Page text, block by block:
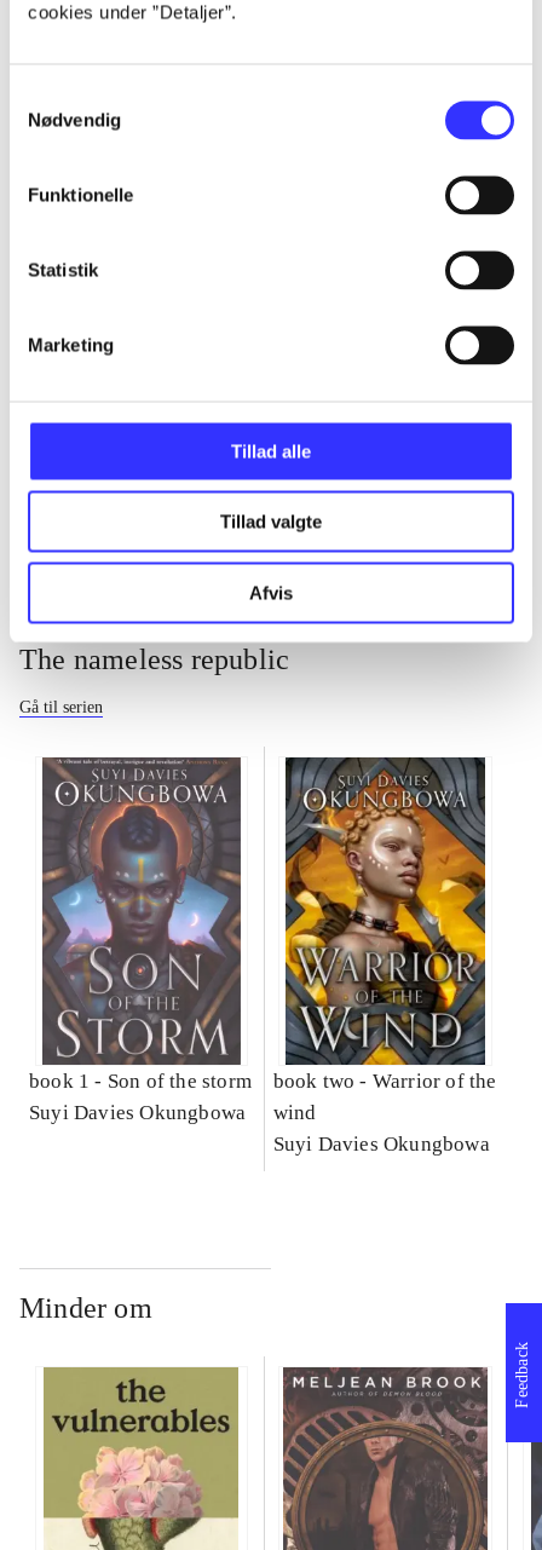
cookies under ”Detaljer”.
Nødvendig
Funktionelle
Statistik
Marketing
Tillad alle
Tillad valgte
Afvis
...
The nameless republic
Gå til serien
book 1 - Son of the storm
Suyi Davies Okungbowa
book two - Warrior of the
wind
Suyi Davies Okungbowa
Minder om
Feedback